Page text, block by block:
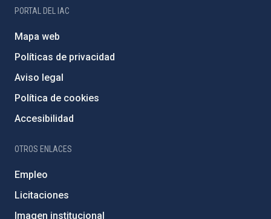
PORTAL DEL IAC
Mapa web
Políticas de privacidad
Aviso legal
Política de cookies
Accesibilidad
OTROS ENLACES
Empleo
Licitaciones
Imagen institucional